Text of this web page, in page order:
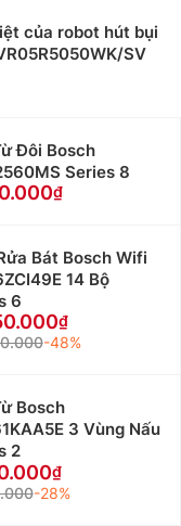
của robot hút bụi
SV
Đôi Bosch
Series 8
Bát Bosch Wifi
14 Bộ
6
-48%
Bosch
3 Vùng Nấu
2
-28%